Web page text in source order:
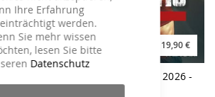
Ihre Erfahrung
werden.
Sie mehr wissen
lesen Sie bitte
Datenschutz
19,90 € 19,90 €
BO:TASTIC Winter 2026 -
140BPM